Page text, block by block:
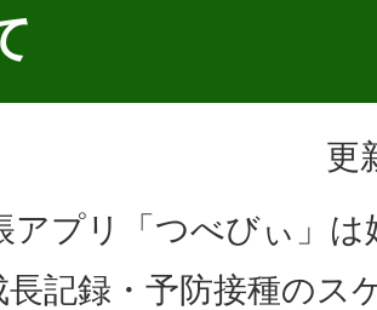
更
アプリ「つべびぃ」
長記録・予防接種のス